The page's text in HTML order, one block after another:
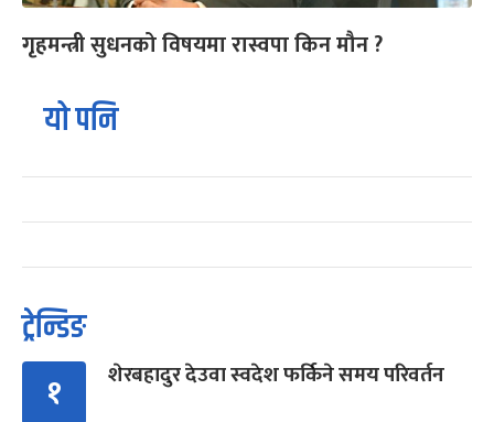
गृहमन्त्री सुधनको विषयमा रास्वपा किन मौन ?
यो पनि
ट्रेन्डिङ
१ शेरबहादुर देउवा स्वदेश फर्किने समय परिवर्तन